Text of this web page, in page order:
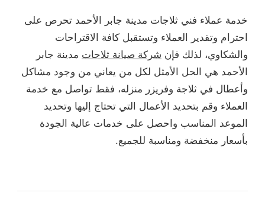
خدمة عملاء فني ثلاجات مدينة جابر الأحمد تحرص على
احترام وتقدير العملاء وتستقبل كافة الاقتراحات
والشكاوي، لذلك فإن شركة صيانة ثلاجات مدينة جابر
الأحمد هي الحل الأمثل لكل من يعاني من وجود مشاكل
وأعطال في ثلاجة وفريزر منزله، فقط تواصل مع خدمة
العملاء وقم بتحديد الأعمال التي تحتاج إليها وتحديد
الموعد المناسب واحصل على خدمات عالية الجودة
بأسعار منخفضة ومناسبة للجميع.